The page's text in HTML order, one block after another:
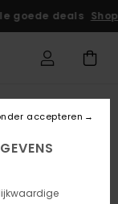
goede deals Shop
accepteren